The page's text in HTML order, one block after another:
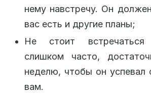
нему навстречу. Он
вас есть и другие планы;
Не стоит
слишком часто,
неделю, чтобы он успевал
вам.